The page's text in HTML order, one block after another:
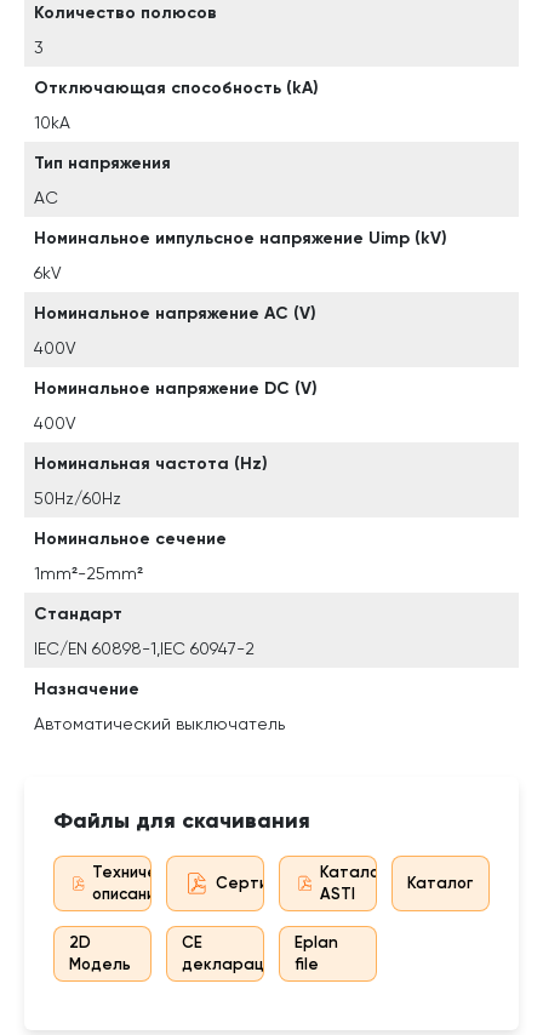
Количество полюсов
3
Отключающая способность (kA)
10kA
Тип напряжения
AC
Номинальное импульсное напряжение Uimp (kV)
6kV
Номинальное напряжение AC (V)
400V
Номинальное напряжение DC (V)
400V
Номинальная частота (Hz)
50Hz/60Hz
Номинальное сечение
1mm²-25mm²
Стандарт
IEC/EN 60898-1,IEC 60947-2
Назначение
Автоматический выключатель
Файлы для скачивания
Техническое
описание
Сертификат дистрибьютора
Каталог
ASTI
Каталог
2D
Модель
CE
декларация
Eplan
file